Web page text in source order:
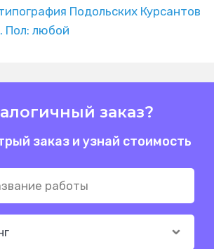
Подольских Курсантов
Пол: любой
заказ?
заказ и узнай стоимость